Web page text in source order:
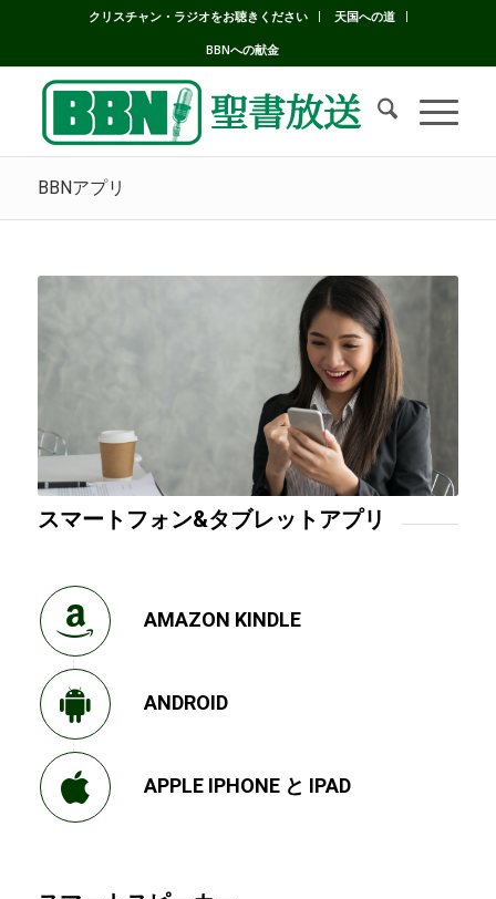
クリスチャン・ラジオをお聴きください
天国への道
BBNへの献金
BBNアプリ
スマートフォン&タブレットアプリ
AMAZON KINDLE
ANDROID
APPLE IPHONE と IPAD